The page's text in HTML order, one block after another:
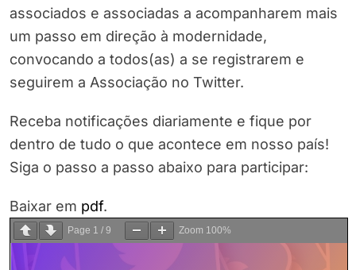
associados e associadas a acompanharem mais
um passo em direção à modernidade,
convocando a todos(as) a se registrarem e
seguirem a Associação no Twitter.
Receba notificações diariamente e fique por
dentro de tudo o que acontece em nosso país!
Siga o passo a passo abaixo para participar:
Baixar em pdf.
Page 1 / 9 Zoom 100%